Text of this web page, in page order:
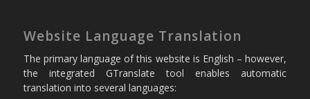
Website Language Translation
The primary language of this website is English – however,
the integrated GTranslate tool enables automatic
translation into several languages: